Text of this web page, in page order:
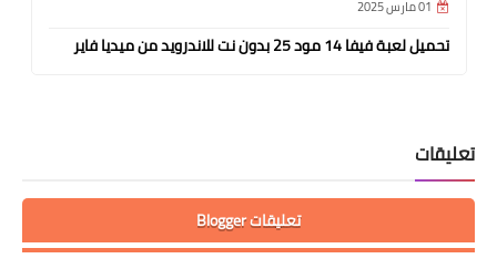
01 مارس 2025
تحميل لعبة فيفا 14 مود 25 بدون نت للاندرويد من ميديا فاير
تعليقات
تعليقات Blogger